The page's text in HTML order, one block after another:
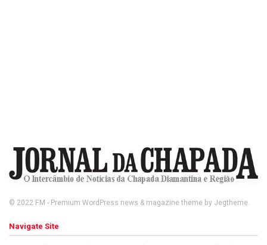
© 2022 FM - Premium WordPress news & magazine theme by Jegtheme.
Navigate Site